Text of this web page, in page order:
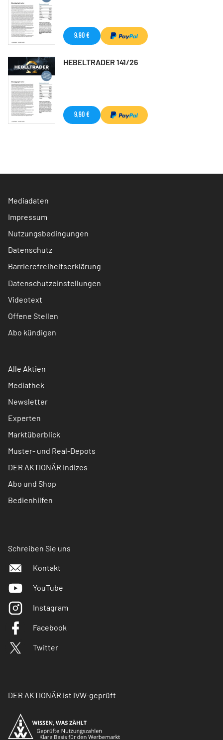
9,90 €
HEBELTRADER 141/26
9,90 €
Mediadaten
Impressum
Nutzungsbedingungen
Datenschutz
Barrierefreiheitserklärung
Datenschutzeinstellungen
Videotext
Offene Stellen
Abo kündigen
Alle Aktien
Mediathek
Newsletter
Experten
Marktüberblick
Muster- und Real-Depots
DER AKTIONÄR Indizes
Abo und Shop
Bedienhilfen
Schreiben Sie uns
Kontakt
YouTube
Instagram
Facebook
Twitter
DER AKTIONÄR ist IVW-geprüft